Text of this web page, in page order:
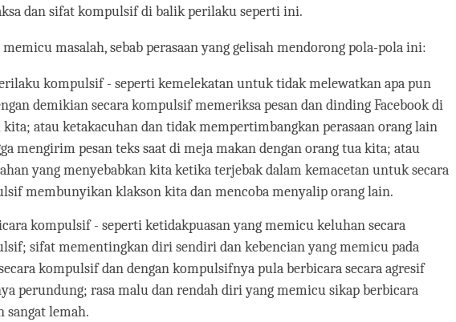
dan sifat kompulsif di balik perilaku seperti ini.
masalah, sebab perasaan yang gelisah mendorong pola-pola ini:
kompulsif - seperti kemelekatan untuk tidak melewatkan apa pun
demikian secara kompulsif memeriksa pesan dan dinding Facebook di
kita; atau ketakacuhan dan tidak mempertimbangkan perasaan orang lain
mengirim pesan teks saat di meja makan dengan orang tua kita; atau
yang menyebabkan kita ketika terjebak dalam kemacetan untuk secara
membunyikan klakson kita dan mencoba menyalip orang lain.
kompulsif - seperti ketidakpuasan yang memicu keluhan secara
sifat mementingkan diri sendiri dan kebencian yang memicu pada
kompulsif dan dengan kompulsifnya pula berbicara secara agresif
perundung; rasa malu dan rendah diri yang memicu sikap berbicara
sangat lemah.